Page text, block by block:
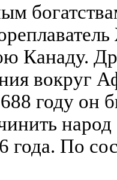
Канаду.
вокруг
году он
народ
года. По